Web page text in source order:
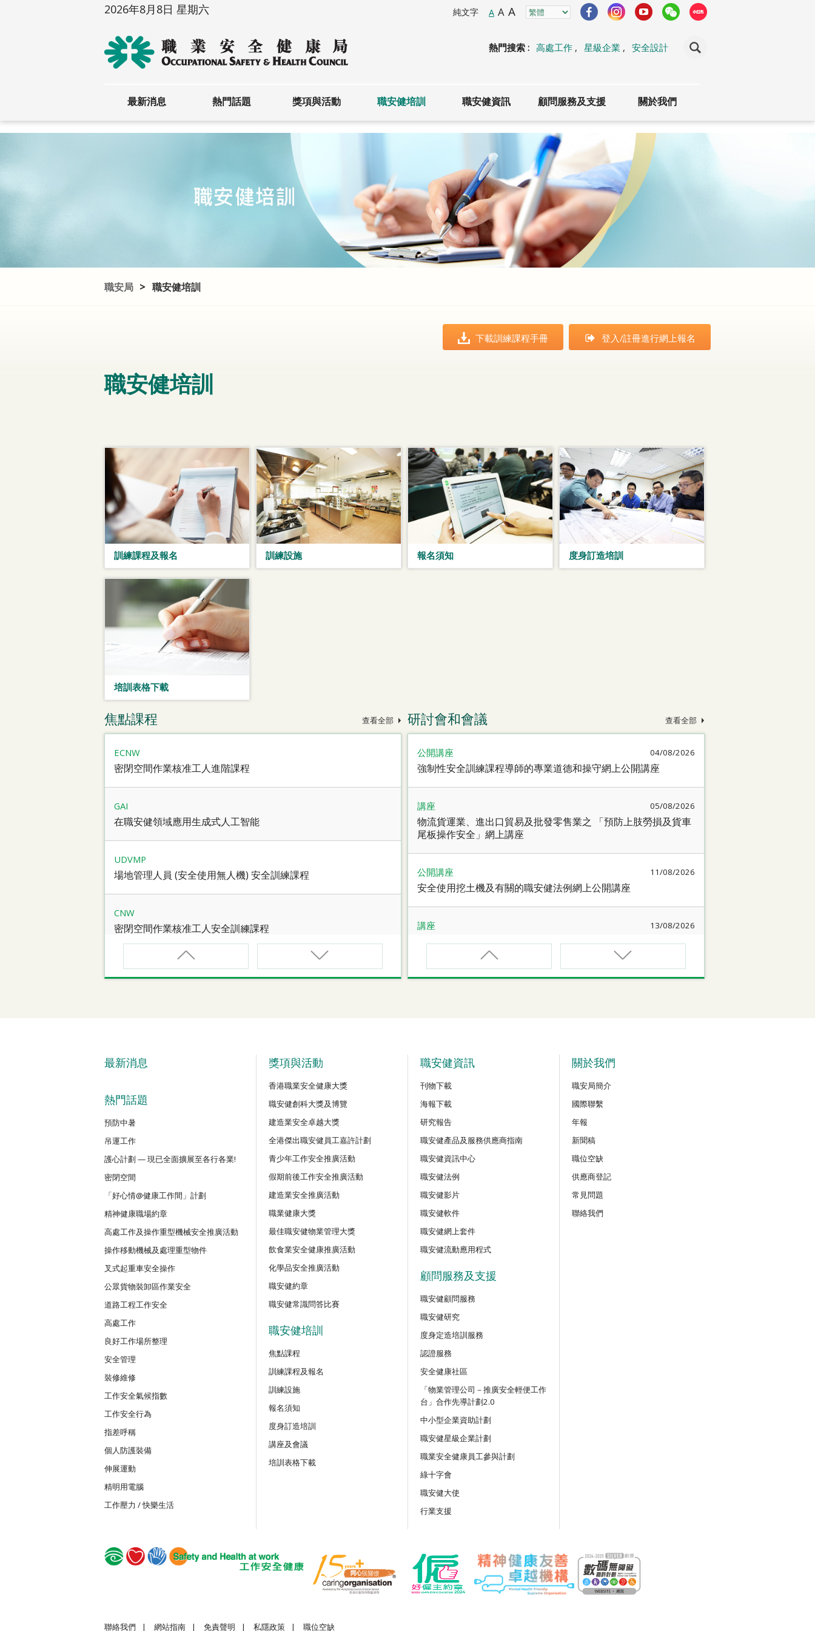
2026年8月8日 星期六 純文字 A A A
熱門搜索 : 高處工作 , 星級企業 , 安全設計
最新消息 熱門話題 獎項與活動 職安健培訓 職安健資訊 顧問服務及支援 關於我們
職安局 > 職安健培訓
下載訓練課程手冊 登入/註冊進行網上報名
職安健培訓
訓練課程及報名 訓練設施 報名須知 度身訂造培訓
培訓表格下載
焦點課程 查看全部
ECNW
密閉空間作業核准工人進階課程
GAI
在職安健領域應用生成式人工智能
UDVMP
場地管理人員 (安全使用無人機) 安全訓練課程
CNW
密閉空間作業核准工人安全訓練課程
CNW(R)
密閉空間作業核准工人安全訓練重新甄審資格課程
CN
密閉空間作業合資格人士安全訓練課程
CN(R)
密閉空間作業合資格人士安全訓練重新甄審資格課程
CNVMP
場地管理人員（密閉空間工作）安全訓練課程
EVCAR
電動車維修安全課程
MCBD
內地跨境貨車司機基本安全訓練課程（建築工程）
MICM
組裝合成建築工程管理人員訓練課程
MICW
組裝合成建築工程工作安全訓練課程
TST
安全使用可伸縮工作台
TSTC
GWS
建造業普通工人的基本安全
研討會和會議 查看全部
公開講座 04/08/2026
強制性安全訓練課程導師的專業道德和操守網上公開講座
講座 05/08/2026
物流貨運業、進出口貿易及批發零售業之 「預防上肢勞損及貨車
尾板操作安全」網上講座
公開講座 11/08/2026
安全使用挖土機及有關的職安健法例網上公開講座
講座 13/08/2026
職業健康大奬2026-27網上簡介會暨講座
講座 17/08/2026
危險品的安全規管與危險物質相關規例網上公開講座
好』減壓法的科學減壓之道」網上講座
講座
【護心計劃/好心情@健康工作間】重拾健康由「戒煙」做起：認
識吸煙害處與戒煙攻略網上講座
公開講座
密閉空間工作的職安健及相關的職安健法例網上公開講座
公開講座
安全主任的專業道德和誠信網上公開講座
公開講座
「使用鏈鋸安全指南：識別風險及預防事故」網上講座
講座
吊運及負荷物移動機械安全：意外個案分析、驗收檢測、安全實
務與創新科技應用網上講座
公開講座
《竹棚架工作安全守則》及相關的職安健法例網上公開講座
公開講座
最新消息
熱門話題
預防中暑
吊運工作
護心計劃 — 現已全面擴展至各行各業!
密閉空間
「好心情@健康工作間」計劃
精神健康職場約章
高處工作及操作重型機械安全推廣活動
操作移動機械及處理重型物件
叉式起重車安全操作
公眾貨物裝卸區作業安全
道路工程工作安全
高處工作
良好工作場所整理
安全管理
裝修維修
工作安全氣候指數
工作安全行為
指差呼稱
個人防護裝備
伸展運動
精明用電腦
工作壓力 / 快樂生活
獎項與活動
香港職業安全健康大獎
職安健創科大獎及博覽
建造業安全卓越大獎
全港傑出職安健員工嘉許計劃
青少年工作安全推廣活動
假期前後工作安全推廣活動
建造業安全推廣活動
職業健康大獎
最佳職安健物業管理大獎
飲食業安全健康推廣活動
化學品安全推廣活動
職安健約章
職安健常識問答比賽
職安健培訓
焦點課程
訓練課程及報名
訓練設施
報名須知
度身訂造培訓
講座及會議
培訓表格下載
職安健資訊
刊物下載
海報下載
研究報告
職安健產品及服務供應商指南
職安健資訊中心
職安健法例
職安健影片
職安健軟件
職安健網上套件
職安健流動應用程式
顧問服務及支援
職安健顧問服務
職安健研究
度身定造培訓服務
認證服務
安全健康社區
「物業管理公司－推廣安全輕便工作
台」合作先導計劃2.0
中小型企業資助計劃
職安健星級企業計劃
職業安全健康員工參與計劃
綠十字會
職安健大使
行業支援
關於我們
職安局簡介
國際聯繫
年報
新聞稿
職位空缺
供應商登記
常見問題
聯絡我們
聯絡我們 | 網站指南 | 免責聲明 | 私隱政策 | 職位空缺